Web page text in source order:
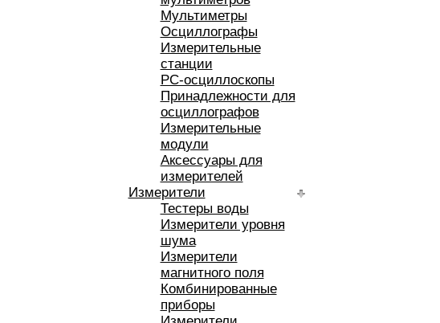
Мультиметры
Осциллографы
Измерительные
станции
РС-осциллоскопы
Принадлежности для
осциллографов
Измерительные
модули
Аксессуары для
измерителей
Измерители
Тестеры воды
Измерители уровня
шума
Измерители
магнитного поля
Комбинированные
приборы